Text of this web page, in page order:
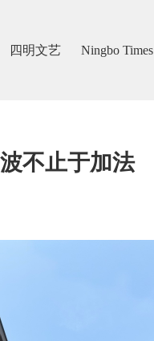
四明文艺 Ningbo Times
不止于加法